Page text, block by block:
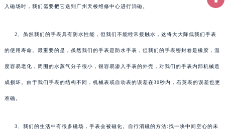
入磁场时，我们需要把它送到广州天梭维修中心进行消磁。
2、虽然我们的手表具有防水性能，但我们不能经常接触水，这将大大降低我们手表
的使用寿命。最重要的是，虽然我们的手表是防水手表，但我们的手表密封卷是橡胶，温
度容易老化，周围的水蒸气分子很小，很容易渗入手表的外壳，对我们的手表内部机械造
成损坏。由于我们手表的结构不同，机械表或自动表的误差在30秒内，石英表的误差也更
准确。
3、我们的生活中有很多磁场，手表会被磁化。自行消磁的方法:找一块中间空心的未